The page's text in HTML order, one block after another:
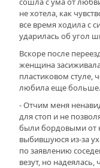
ЖИЛИЩНОЙ
ВНОВЬ О
ДВА
ДО ГЛУБИНЫ
ЛЮБОЙ КОГДА-
ИНТЕРВЬЮ С
«ВЕТЕРАН
не хотела, как
все время ходила с
ударилась об угол
Вскоре после
женщина
пластиковом стуле,
любила еще больше.
- Отчим меня
для стоп и не
были бордовыми от
выбившуюся из-за
по заявлению
везут, но